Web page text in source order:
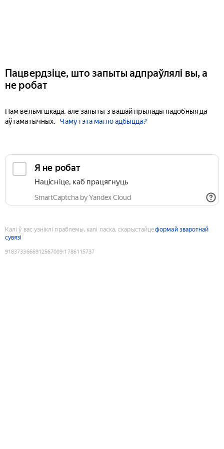
Пацвердзіце, што запыты адпраўлялі вы, а
не робат
Нам вельмі шкада, але запыты з вашай прылады падобныя да
аўтаматычных.
Чаму гэта магло адбыцца?
Я не робат
Націсніце, каб працягнуць
SmartCaptcha by Yandex Cloud
Калі ў вас узніклі праблемы, калі ласка, скарыстайцеформай зваротнай
сувязі
9183733666912567009:1786115737